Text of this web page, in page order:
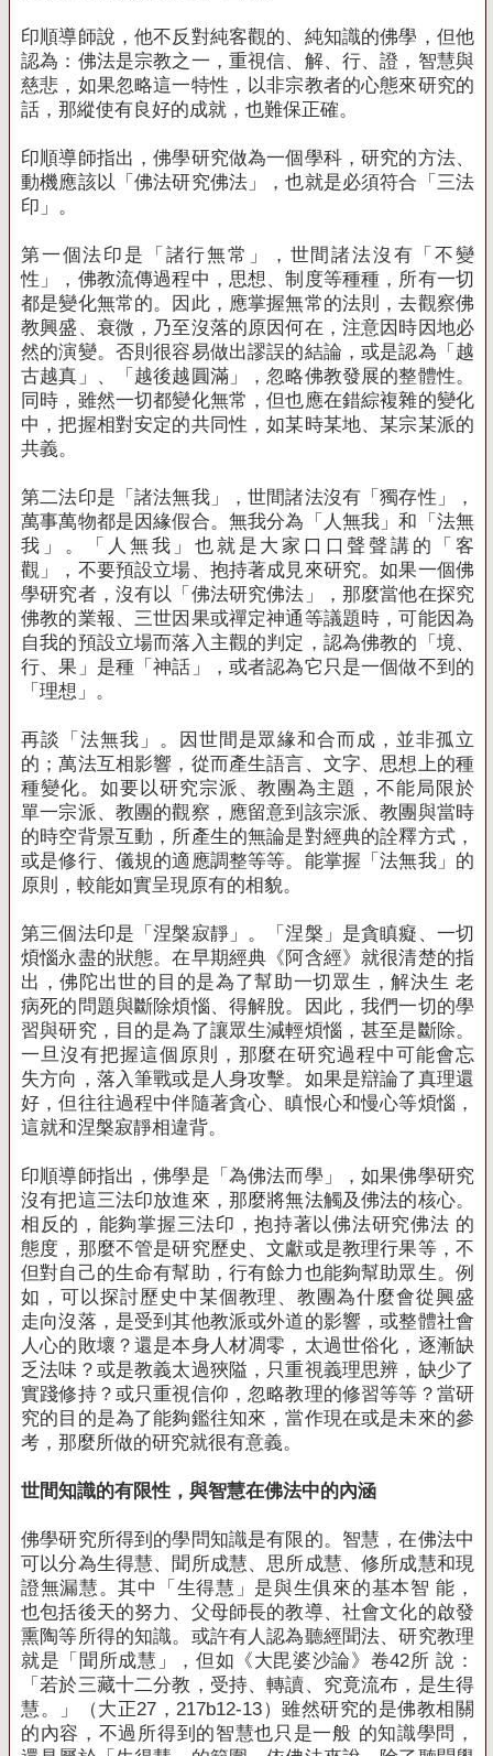
印順導師說，他不反對純客觀的、純知識的佛學，但他
認為：佛法是宗教之一，重視信、解、行、證，智慧與
慈悲，如果忽略這一特性，以非宗教者的心態來研究的
話，那縱使有良好的成就，也難保正確。
印順導師指出，佛學研究做為一個學科，研究的方法、
動機應該以「佛法研究佛法」，也就是必須符合「三法
印」。
第一個法印是「諸行無常」，世間諸法沒有「不變
性」，佛教流傳過程中，思想、制度等種種，所有一切
都是變化無常的。因此，應掌握無常的法則，去觀察佛
教興盛、衰微，乃至沒落的原因何在，注意因時因地必
然的演變。否則很容易做出謬誤的結論，或是認為「越
古越真」、「越後越圓滿」，忽略佛教發展的整體性。
同時，雖然一切都變化無常，但也應在錯綜複雜的變化
中，把握相對安定的共同性，如某時某地、某宗某派的
共義。
第二法印是「諸法無我」，世間諸法沒有「獨存性」，
萬事萬物都是因緣假合。無我分為「人無我」和「法無
我」。「人無我」也就是大家口口聲聲講的「客
觀」，不要預設立場、抱持著成見來研究。如果一個佛
學研究者，沒有以「佛法研究佛法」，那麼當他在探究
佛教的業報、三世因果或禪定神通等議題時，可能因為
自我的預設立場而落入主觀的判定，認為佛教的「境、
行、果」是種「神話」，或者認為它只是一個做不到的
「理想」。
再談「法無我」。因世間是眾緣和合而成，並非孤立
的；萬法互相影響，從而產生語言、文字、思想上的種
種變化。如要以研究宗派、教團為主題，不能局限於
單一宗派、教團的觀察，應留意到該宗派、教團與當時
的時空背景互動，所產生的無論是對經典的詮釋方式，
或是修行、儀規的適應調整等等。能掌握「法無我」的
原則，較能如實呈現原有的相貌。
第三個法印是「涅槃寂靜」。「涅槃」是貪瞋癡、一切
煩惱永盡的狀態。在早期經典《阿含經》就很清楚的指
出，佛陀出世的目的是為了幫助一切眾生，解決生 老
病死的問題與斷除煩惱、得解脫。因此，我們一切的學
習與研究，目的是為了讓眾生減輕煩惱，甚至是斷除。
一旦沒有把握這個原則，那麼在研究過程中可能會忘
失方向，落入筆戰或是人身攻擊。如果是辯論了真理還
好，但往往過程中伴隨著貪心、瞋恨心和慢心等煩惱，
這就和涅槃寂靜相違背。
印順導師指出，佛學是「為佛法而學」，如果佛學研究
沒有把這三法印放進來，那麼將無法觸及佛法的核心。
相反的，能夠掌握三法印，抱持著以佛法研究佛法 的
態度，那麼不管是研究歷史、文獻或是教理行果等，不
但對自己的生命有幫助，行有餘力也能夠幫助眾生。例
如，可以探討歷史中某個教理、教團為什麼會從興盛
走向沒落，是受到其他教派或外道的影響，或整體社會
人心的敗壞？還是本身人材凋零，太過世俗化，逐漸缺
乏法味？或是教義太過狹隘，只重視義理思辨，缺少了
實踐修持？或只重視信仰，忽略教理的修習等等？當研
究的目的是為了能夠鑑往知來，當作現在或是未來的參
考，那麼所做的研究就很有意義。
世間知識的有限性，與智慧在佛法中的內涵
佛學研究所得到的學問知識是有限的。智慧，在佛法中
可以分為生得慧、聞所成慧、思所成慧、修所成慧和現
證無漏慧。其中「生得慧」是與生俱來的基本智 能，
也包括後天的努力、父母師長的教導、社會文化的啟發
熏陶等所得的知識。或許有人認為聽經聞法、研究教理
就是「聞所成慧」，但如《大毘婆沙論》卷42所 說：
「若於三藏十二分教，受持、轉讀、究竟流布，是生得
慧。」（大正27，217b12-13）雖然研究的是佛教相關
的內容，不過所得到的智慧也只是一般 的知識學問，